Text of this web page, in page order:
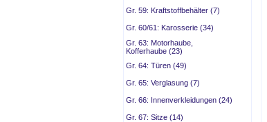
Gr. 59: Kraftstoffbehälter (7)
Gr. 60/61: Karosserie (34)
Gr. 63: Motorhaube,
Kofferhaube (23)
Gr. 64: Türen (49)
Gr. 65: Verglasung (7)
Gr. 66: Innenverkleidungen (24)
Gr. 67: Sitze (14)